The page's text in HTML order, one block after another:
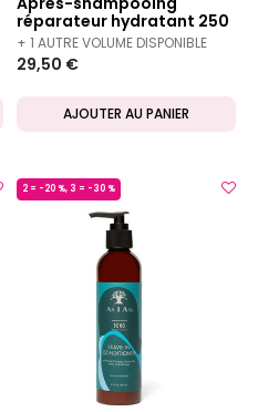
réparateur hydratant 250
ml
+ 1 AUTRE VOLUME DISPONIBLE
29,50 €
AJOUTER AU PANIER
2 = -20 %, 3 = -30 %